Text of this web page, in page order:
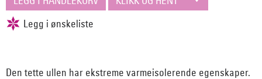
Den tette ullen har ekstreme varmeisolerende egenskaper.